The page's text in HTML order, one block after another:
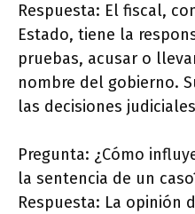
Respuesta: El fiscal,
Estado, tiene la
pruebas, acusar o
nombre del gobierno.
las decisiones
Pregunta: ¿Cómo
la sentencia de un
Respuesta: La opinión